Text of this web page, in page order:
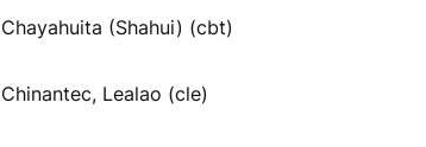
Chayahuita (Shahui) (cbt)
Chinantec, Lealao (cle)